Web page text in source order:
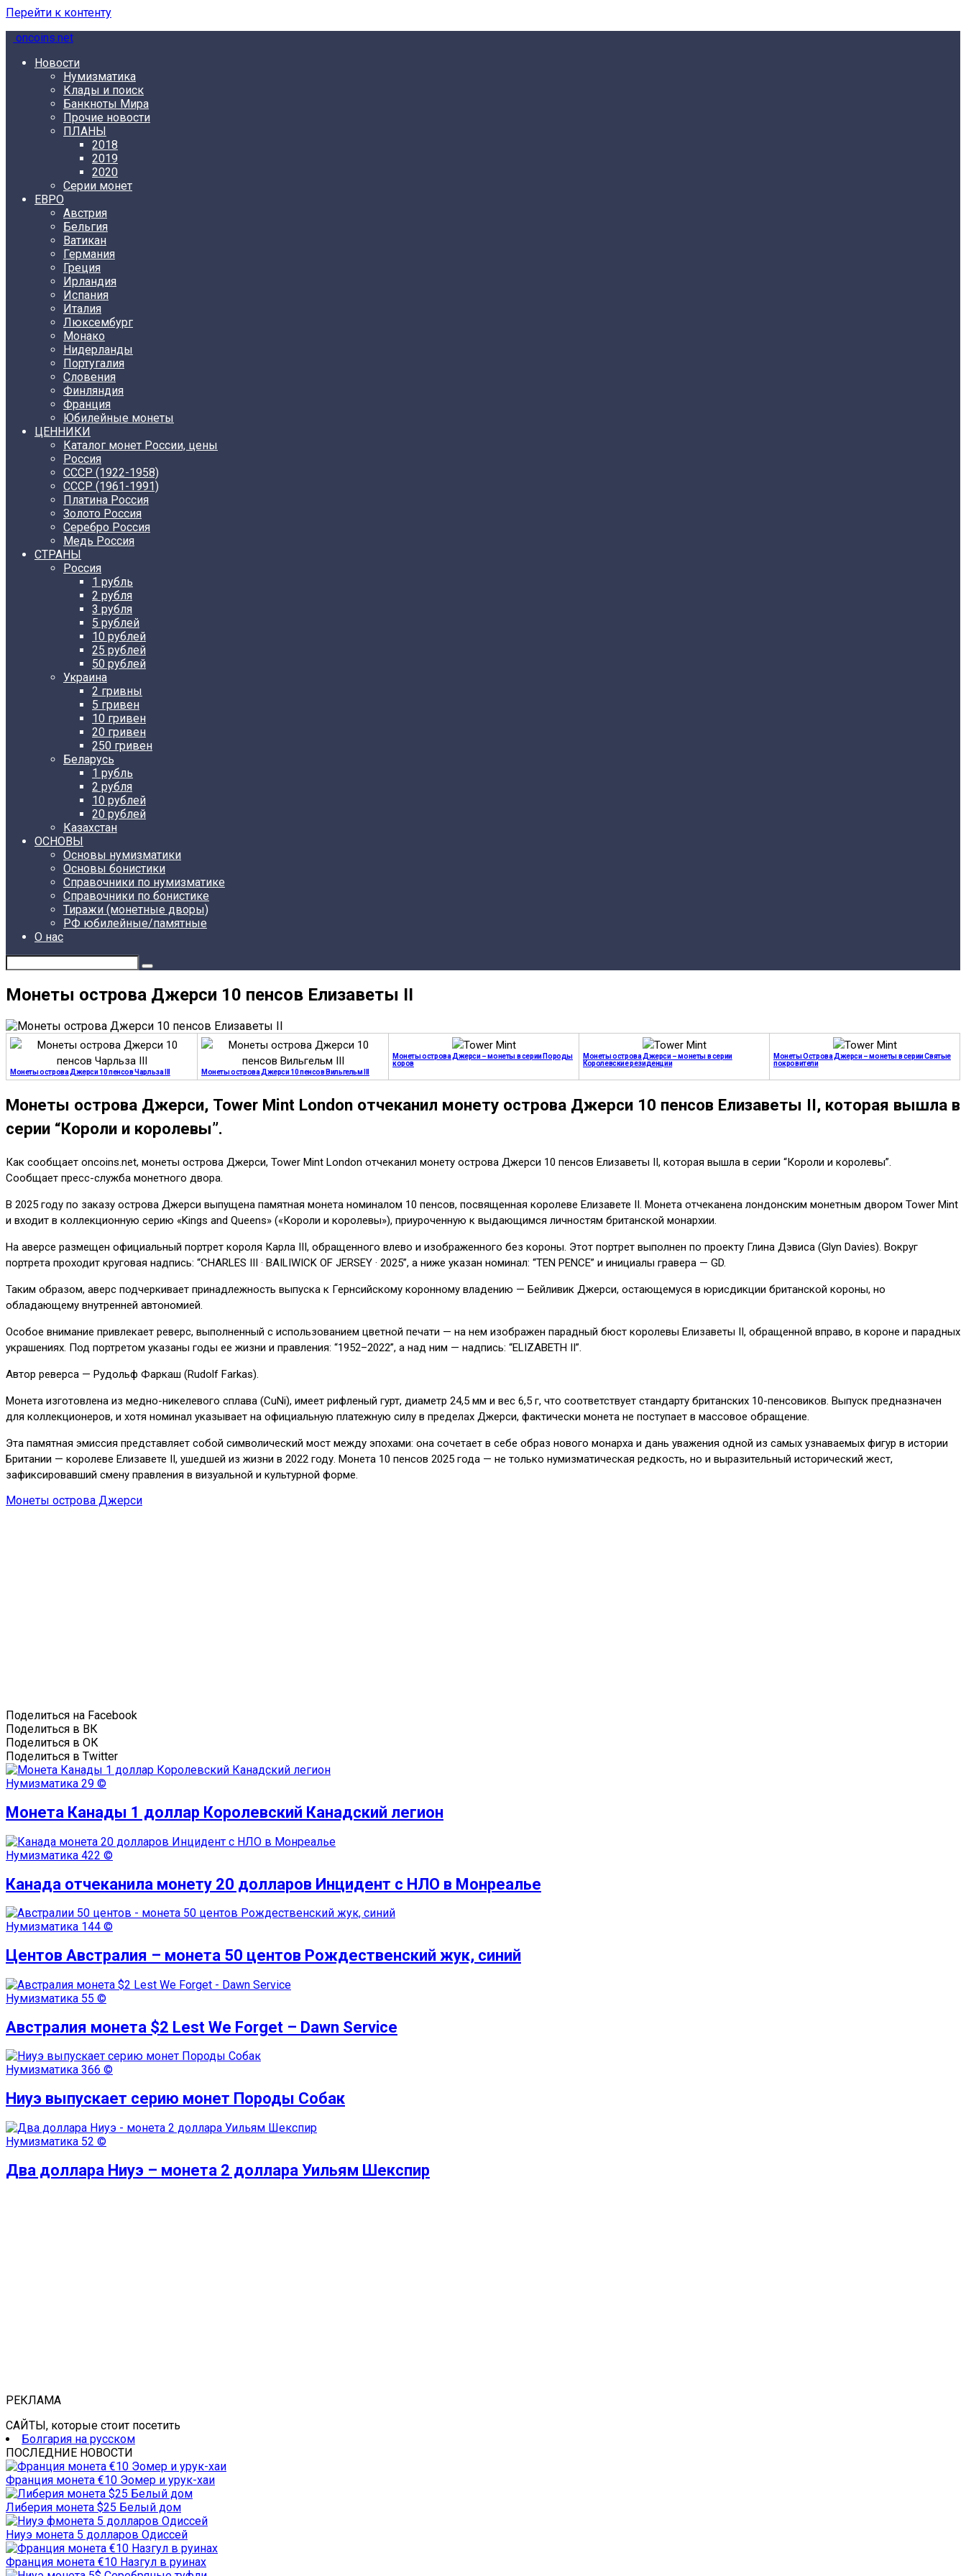
Перейти к контенту
oncoins.net
Новости
Нумизматика
Клады и поиск
Банкноты Мира
Прочие новости
ПЛАНЫ
2018
2019
2020
Серии монет
ЕВРО
Австрия
Бельгия
Ватикан
Германия
Греция
Ирландия
Испания
Италия
Люксембург
Монако
Нидерланды
Португалия
Словения
Финляндия
Франция
Юбилейные монеты
ЦЕННИКИ
Каталог монет России, цены
Россия
СССР (1922-1958)
CCCР (1961-1991)
Платина Россия
Золото Россия
Серебро Россия
Медь Россия
СТРАНЫ
Россия
1 рубль
2 рубля
3 рубля
5 рублей
10 рублей
25 рублей
50 рублей
Украина
2 гривны
5 гривен
10 гривен
20 гривен
250 гривен
Беларусь
1 рубль
2 рубля
10 рублей
20 рублей
Казахстан
ОСНОВЫ
Основы нумизматики
Основы бонистики
Справочники по нумизматике
Справочники по бонистике
Тиражи (монетные дворы)
РФ юбилейные/памятные
О нас
Монеты острова Джерси 10 пенсов Елизаветы II
Монеты острова Джерси 10 пенсов Чарльза III Монеты острова Джерси 10 пенсов Вильгельм III
Монеты острова Джерси – монеты в серии Породы
коров
Монеты острова Джерси – монеты в серии
Королевские резиденции
Монеты Острова Джерси – монеты в серии Святые
покровители
Монеты острова Джерси, Tower Mint London отчеканил монету острова Джерси 10 пенсов Елизаветы II, которая вышла в
серии “Короли и королевы”.
Как сообщает oncoins.net, монеты острова Джерси, Tower Mint London отчеканил монету острова Джерси 10 пенсов Елизаветы II, которая вышла в серии “Короли и королевы”.
Сообщает пресс-служба монетного двора.
В 2025 году по заказу острова Джерси выпущена памятная монета номиналом 10 пенсов, посвященная королеве Елизавете II. Монета отчеканена лондонским монетным двором Tower Mint
и входит в коллекционную серию «Kings and Queens» («Короли и королевы»), приуроченную к выдающимся личностям британской монархии.
На аверсе размещен официальный портрет короля Карла III, обращенного влево и изображенного без короны. Этот портрет выполнен по проекту Глина Дэвиса (Glyn Davies). Вокруг
портрета проходит круговая надпись: “CHARLES III · BAILIWICK OF JERSEY · 2025”, а ниже указан номинал: “TEN PENCE” и инициалы гравера — GD.
Таким образом, аверс подчеркивает принадлежность выпуска к Гернсийскому коронному владению — Бейливик Джерси, остающемуся в юрисдикции британской короны, но
обладающему внутренней автономией.
Особое внимание привлекает реверс, выполненный с использованием цветной печати — на нем изображен парадный бюст королевы Елизаветы II, обращенной вправо, в короне и парадных
украшениях. Под портретом указаны годы ее жизни и правления: “1952–2022”, а над ним — надпись: “ELIZABETH II”.
Автор реверса — Рудольф Фаркаш (Rudolf Farkas).
Монета изготовлена из медно-никелевого сплава (CuNi), имеет рифленый гурт, диаметр 24,5 мм и вес 6,5 г, что соответствует стандарту британских 10-пенсовиков. Выпуск предназначен
для коллекционеров, и хотя номинал указывает на официальную платежную силу в пределах Джерси, фактически монета не поступает в массовое обращение.
Эта памятная эмиссия представляет собой символический мост между эпохами: она сочетает в себе образ нового монарха и дань уважения одной из самых узнаваемых фигур в истории
Британии — королеве Елизавете II, ушедшей из жизни в 2022 году. Монета 10 пенсов 2025 года — не только нумизматическая редкость, но и выразительный исторический жест,
зафиксировавший смену правления в визуальной и культурной форме.
Монеты острова Джерси
Поделиться на Facebook
Поделиться в ВК
Поделиться в ОК
Поделиться в Twitter
Нумизматика 29 ©
Монета Канады 1 доллар Королевский Канадский легион
Нумизматика 422 ©
Канада отчеканила монету 20 долларов Инцидент с НЛО в Монреалье
Нумизматика 144 ©
Центов Австралия – монета 50 центов Рождественский жук, синий
Нумизматика 55 ©
Австралия монета $2 Lest We Forget – Dawn Service
Нумизматика 366 ©
Ниуэ выпускает серию монет Породы Собак
Нумизматика 52 ©
Два доллара Ниуэ – монета 2 доллара Уильям Шекспир
РЕКЛАМА
САЙТЫ, которые стоит посетить
Болгария на русском
ПОСЛЕДНИЕ НОВОСТИ
Франция монета €10 Эомер и урук-хаи
Либерия монета $25 Белый дом
Ниуэ монета 5 долларов Одиссей
Франция монета €10 Назгул в руинах